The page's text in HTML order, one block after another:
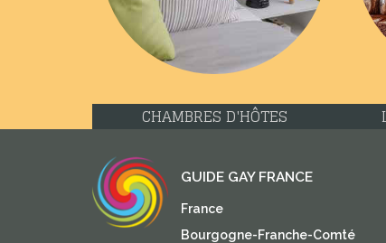
CHAMBRES D'HÔTES
GUIDE GAY FRANCE
France
Bourgogne-Franche-Comté